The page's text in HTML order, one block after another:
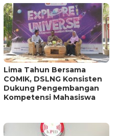
Lima Tahun Bersama
COMIK, DSLNG Konsisten
Dukung Pengembangan
Kompetensi Mahasiswa